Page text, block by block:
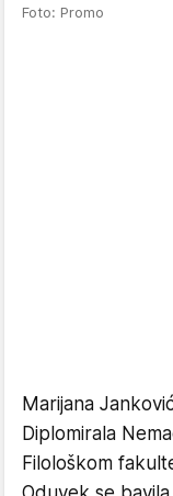
Foto: Promo
Marijana
Diplomirala
Filološkom